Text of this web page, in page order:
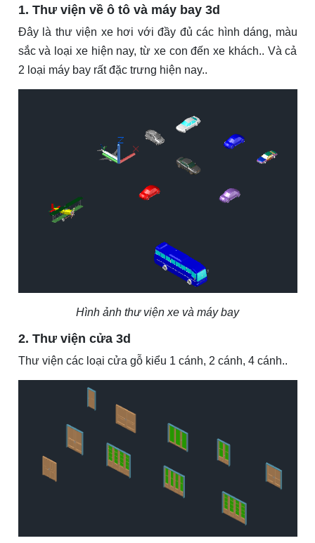
1. Thư viện về ô tô và máy bay 3d
Đây là thư viện xe hơi với đầy đủ các hình dáng, màu
sắc và loại xe hiện nay, từ xe con đến xe khách.. Và cả
2 loại máy bay rất đặc trưng hiện nay..
Hình ảnh thư viện xe và máy bay
2. Thư viện cửa 3d
Thư viện các loại cửa gỗ kiểu 1 cánh, 2 cánh, 4 cánh..